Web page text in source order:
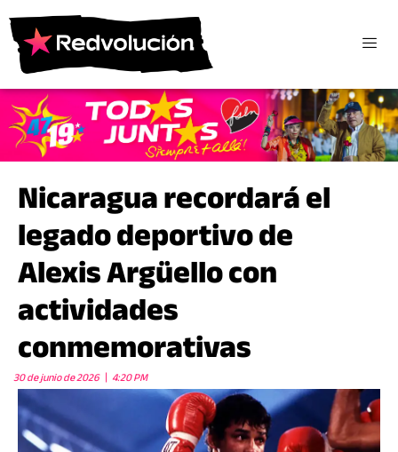
Nicaragua recordará el
legado deportivo de
Alexis Argüello con
actividades
conmemorativas
30 de junio de 2026 4:20 PM